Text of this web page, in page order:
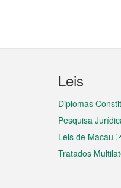
Leis
Diplomas
Pesquisa
Leis de Macau
Tratados